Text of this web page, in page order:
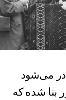
می‌شود
بنا شده که